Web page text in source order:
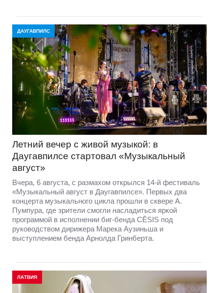
ДАУГАВПИЛС
Летний вечер с живой музыкой: в
Даугавпилсе стартовал «Музыкальный
август»
Вчера, 6 августа, с размахом открылся 14-й фестиваль
«Музыкальный август в Даугавпилсе». Первых два
концерта музыкального цикла прошли в сквере А.
Пумпура, где зрители смогли насладиться яркой
программой в исполнении биг-бенда CĒSIS под
руководством дирижера Марека Аузиньша и
выступлением бенда Арнолда Гринберта.
ЛАТВИЯ